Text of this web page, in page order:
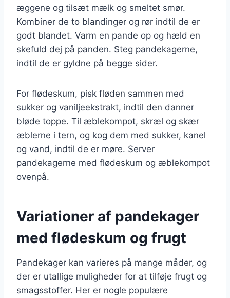
æggene og tilsæt mælk og smeltet smør.
Kombiner de to blandinger og rør indtil de er
godt blandet. Varm en pande op og hæld en
skefuld dej på panden. Steg pandekagerne,
indtil de er gyldne på begge sider.
For flødeskum, pisk fløden sammen med
sukker og vaniljeekstrakt, indtil den danner
bløde toppe. Til æblekompot, skræl og skær
æblerne i tern, og kog dem med sukker, kanel
og vand, indtil de er møre. Server
pandekagerne med flødeskum og æblekompot
ovenpå.
Variationer af pandekager
med flødeskum og frugt
Pandekager kan varieres på mange måder, og
der er utallige muligheder for at tilføje frugt og
smagsstoffer. Her er nogle populære